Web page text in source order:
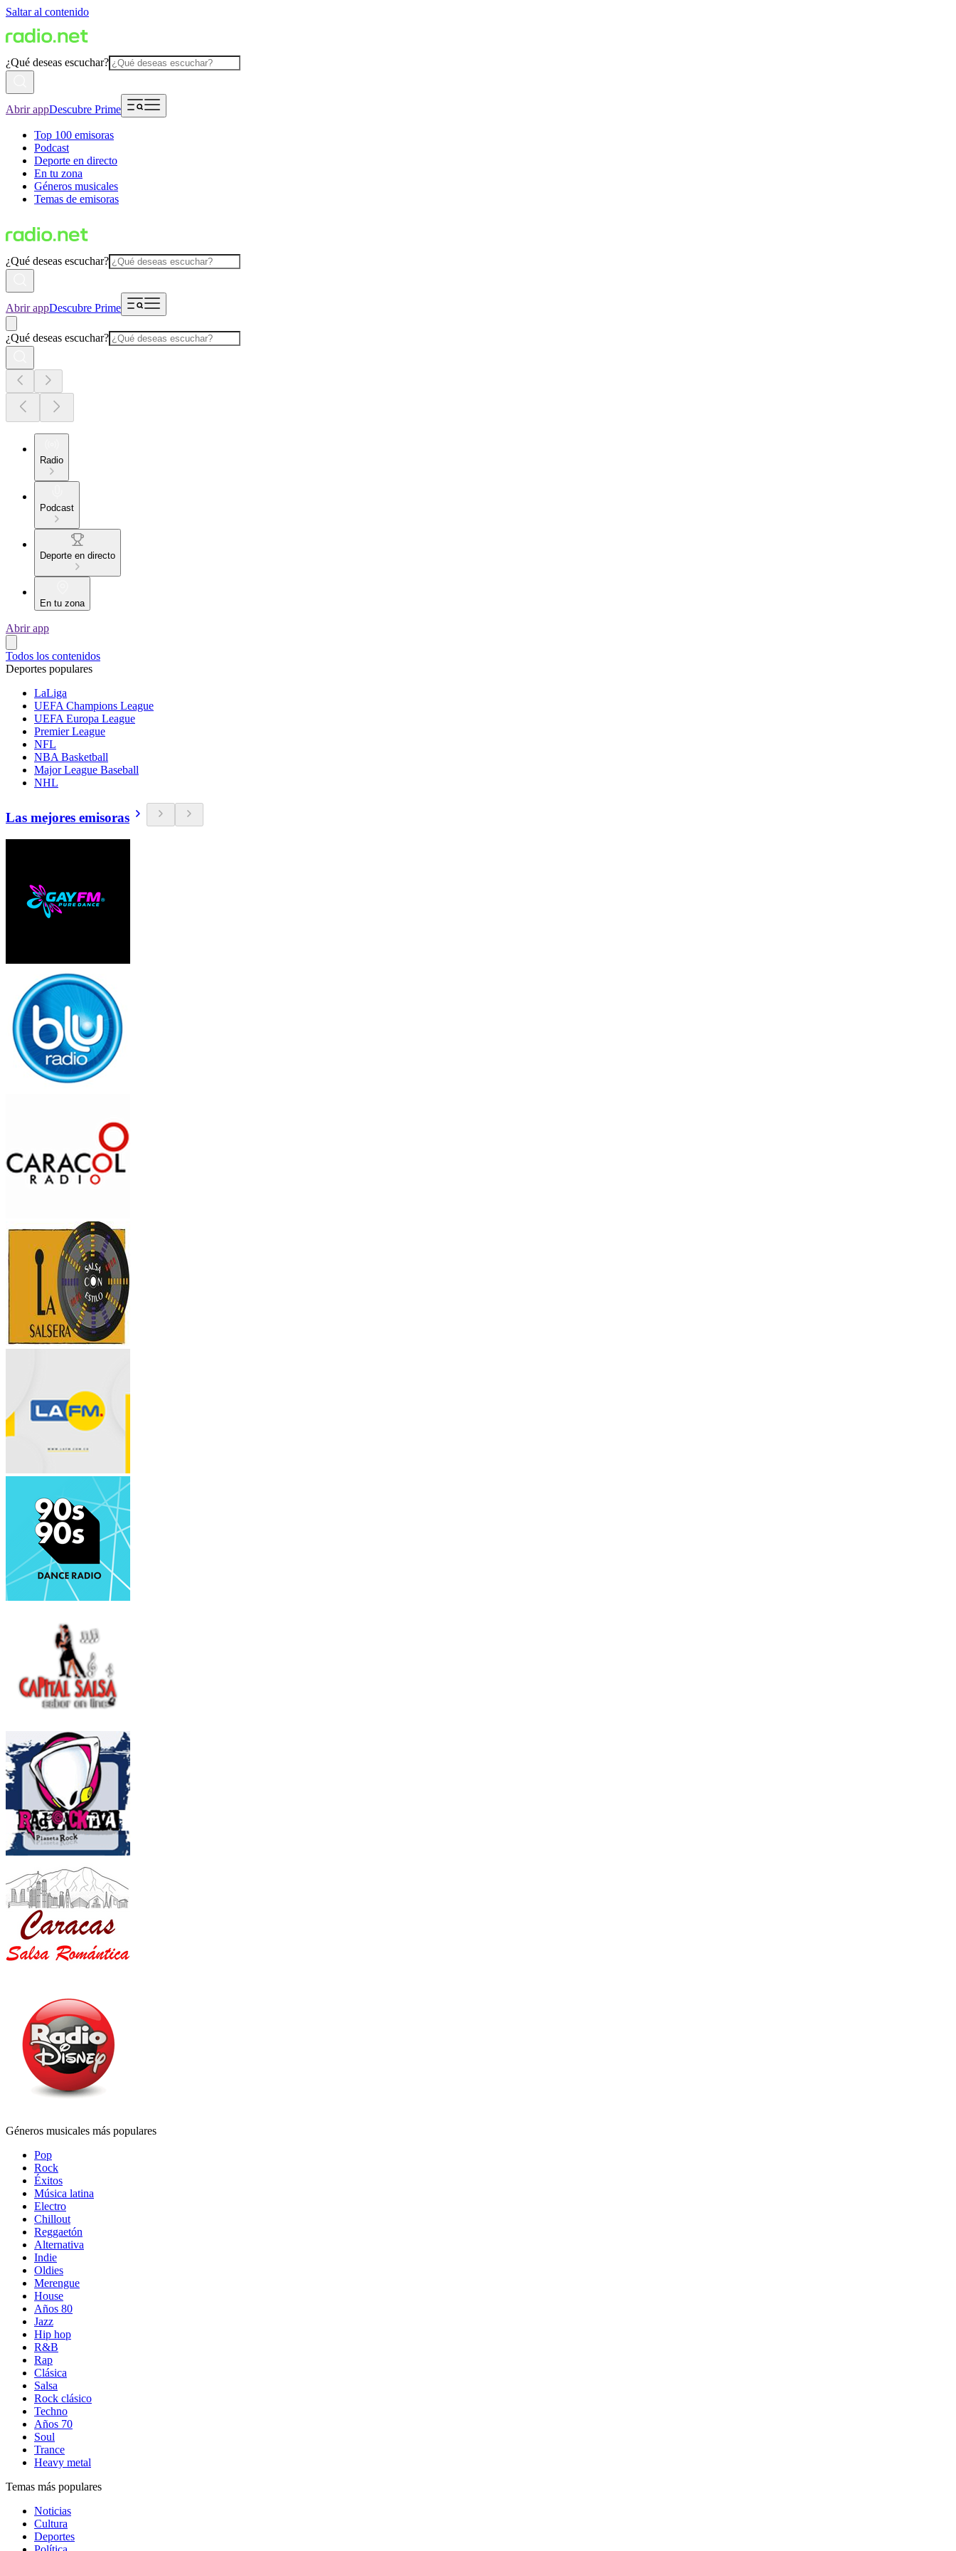
Saltar al contenido
¿Qué deseas escuchar?
Abrir appDescubre Prime
Top 100 emisoras
Podcast
Deporte en directo
En tu zona
Géneros musicales
Temas de emisoras
¿Qué deseas escuchar?
Abrir appDescubre Prime
¿Qué deseas escuchar?
Radio
Podcast
Deporte en directo
En tu zona
Abrir app
Todos los contenidos
Deportes populares
LaLiga
UEFA Champions League
UEFA Europa League
Premier League
NFL
NBA Basketball
Major League Baseball
NHL
Las mejores emisoras
Géneros musicales más populares
Pop
Rock
Éxitos
Música latina
Electro
Chillout
Reggaetón
Alternativa
Indie
Oldies
Merengue
House
Años 80
Jazz
Hip hop
R&B
Rap
Clásica
Salsa
Rock clásico
Techno
Años 70
Soul
Trance
Heavy metal
Temas más populares
Noticias
Cultura
Deportes